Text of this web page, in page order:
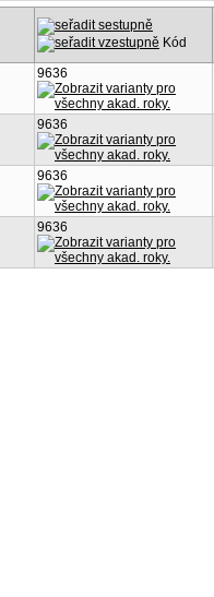
Kód
9636
9636
9636
9636